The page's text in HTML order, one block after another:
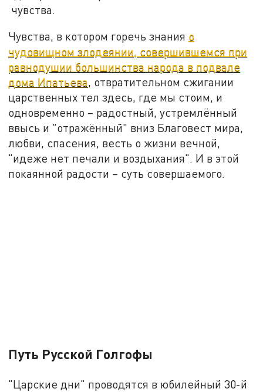
чувства.
Чувства, в котором горечь знания о
чудовищном злодеянии, совершившемся при
равнодушии большинства народа в подвале
дома Ипатьева, отвратительном сжигании
царственных тел здесь, где мы стоим, и
одновременно – радостный, устремлённый
ввысь и "отражённый" вниз Благовест мира,
любви, спасения, весть о жизни вечной,
"идеже нет печали и воздыхания". И в этой
покаянной радости – суть совершаемого.
Путь Русской Голгофы
"Царские дни" проводятся в юбилейный 30-й